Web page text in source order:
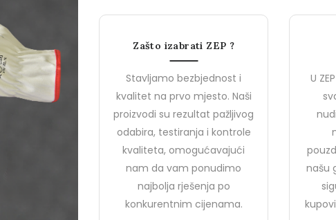
Zašto izabrati ZEP ?
Stavljamo bezbjednost i
kvalitet na prvo mjesto. Naši
proizvodi su rezultat pažljivog
odabira, testiranja i kontrole
kvaliteta, omogućavajući
nam da vam ponudimo
najbolja rješenja po
konkurentnim cijenama.
U
našu